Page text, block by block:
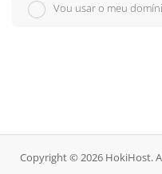
Vou usar o meu
Copyright © 2026 HokiHost.